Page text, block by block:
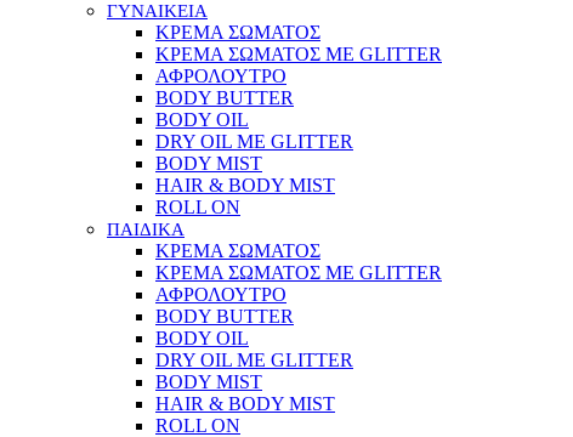
ΓΥΝΑΙΚΕΙΑ
ΚΡΕΜΑ ΣΩΜΑΤΟΣ
ΚΡΕΜΑ ΣΩΜΑΤΟΣ ΜΕ GLITTER
ΑΦΡΟΛΟΥΤΡΟ
BODY BUTTER
BODY OIL
DRY OIL ΜΕ GLITTER
BODY MIST
HAIR & BODY MIST
ROLL ON
ΠΑΙΔΙΚΑ
ΚΡΕΜΑ ΣΩΜΑΤΟΣ
ΚΡΕΜΑ ΣΩΜΑΤΟΣ ΜΕ GLITTER
ΑΦΡΟΛΟΥΤΡΟ
BODY BUTTER
BODY OIL
DRY OIL ΜΕ GLITTER
BODY MIST
HAIR & BODY MIST
ROLL ON